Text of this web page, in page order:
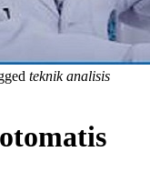
teknik analisis